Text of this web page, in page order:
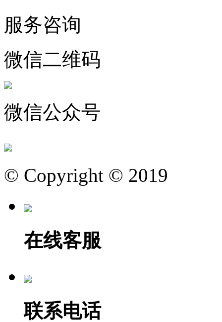
服务咨询
微信二维码
微信公众号
© Copyright © 2019
在线客服
联系电话